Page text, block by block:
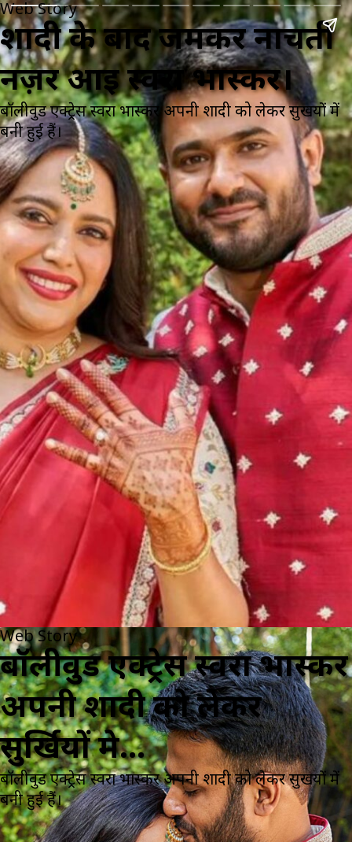
Web Story
शादी के बाद जमकर नाचती
नज़र आई स्वरा भास्कर।
बॉलीवुड एक्ट्रेस स्वरा भास्कर अपनी शादी को लेकर सुर्खियों में
बनी हुई हैं।